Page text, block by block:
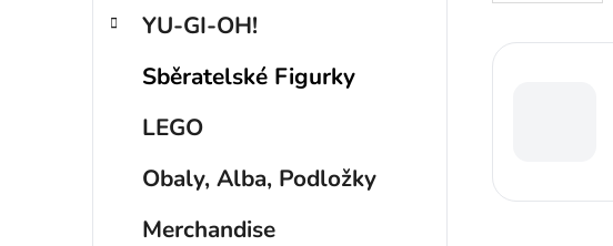
YU-GI-OH!
Sběratelské Figurky
LEGO
Obaly, Alba, Podložky
Merchandise